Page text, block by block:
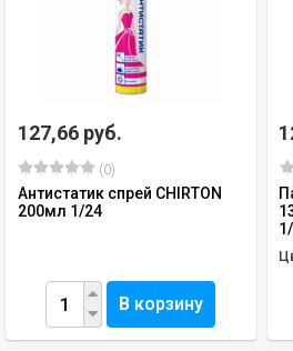
127,66 руб.
(0)
Антистатик спрей СHIRTON
200мл 1/24
В корзину